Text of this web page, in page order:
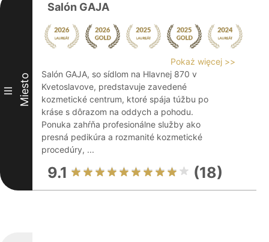
III Miesto
Salón GAJA
Pokaż więcej >>
Salón GAJA, so sídlom na Hlavnej 870 v
Kvetoslavove, predstavuje zavedené
kozmetické centrum, ktoré spája túžbu po
kráse s dôrazom na oddych a pohodu.
Ponuka zahŕňa profesionálne služby ako
presná pedikúra a rozmanité kozmetické
procedúry, ...
9.1 (18)